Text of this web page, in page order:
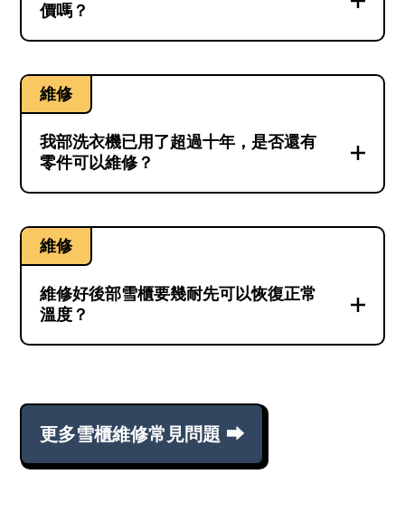
更詳細解答 ⮕
式洗衣機可打開過濾器，看看蓋內的貼紙；
或打開機門後，內門框上亦會有貼紙。而上
以打開機門看看門勾附近的貼紙。
更詳細解答 ⮕
價嗎？
WhatsApp處理家電維修報價。如你不方便電
話溝通，我們也可以全程通過WhatsApp處
理，將詳細的報價內容以文字方式發送給
你。問題是，家電故障的細微差別可能會對
報價造成很大的影響。你若能抽空與我們作
外，你對家電維修細節也會更明確。
更詳細解答 ⮕
維修
我部洗衣機已用了超過十年，是否還有
零件可以維修？
機，維修兵團都有好大機會可以找到適用的
全新原廠零件。即使原廠的新零件與舊零件
在外觀或安裝方式上出現變化，維修兵團都
有辦法在確保洗衣機運作正常的情況下，將
新零件完好地安裝在機器上。當原廠告知你
件。
維修
維修好後部雪櫃要幾耐先可以恢復正常
溫度？
而，不同款式的雪櫃，恢復速度會有分別，
有些機款可能需要24小時才能恢復正常溫
度。維修完成後的首24小時，應盡量避免打
更多雪櫃維修常見問題 ⮕